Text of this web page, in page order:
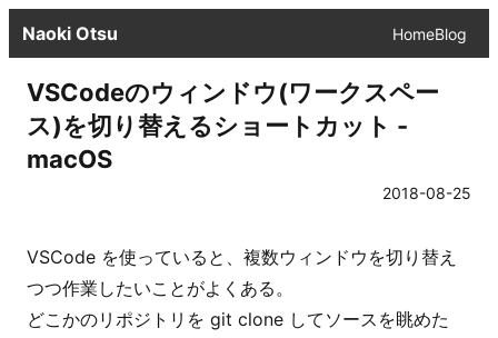
Naoki Otsu HomeBlog
VSCodeのウィンドウ(ワークスペー
ス)を切り替えるショートカット -
macOS
2018-08-25
VSCode を使っていると、複数ウィンドウを切り替え
つつ作業したいことがよくある。
どこかのリポジトリを git clone してソースを眺めた